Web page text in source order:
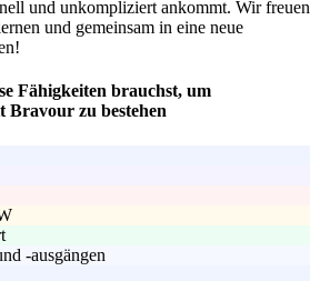
und unkompliziert ankommt. Wir freuen
und gemeinsam in eine neue
Fähigkeiten brauchst, um
Bravour zu bestehen
-ausgängen